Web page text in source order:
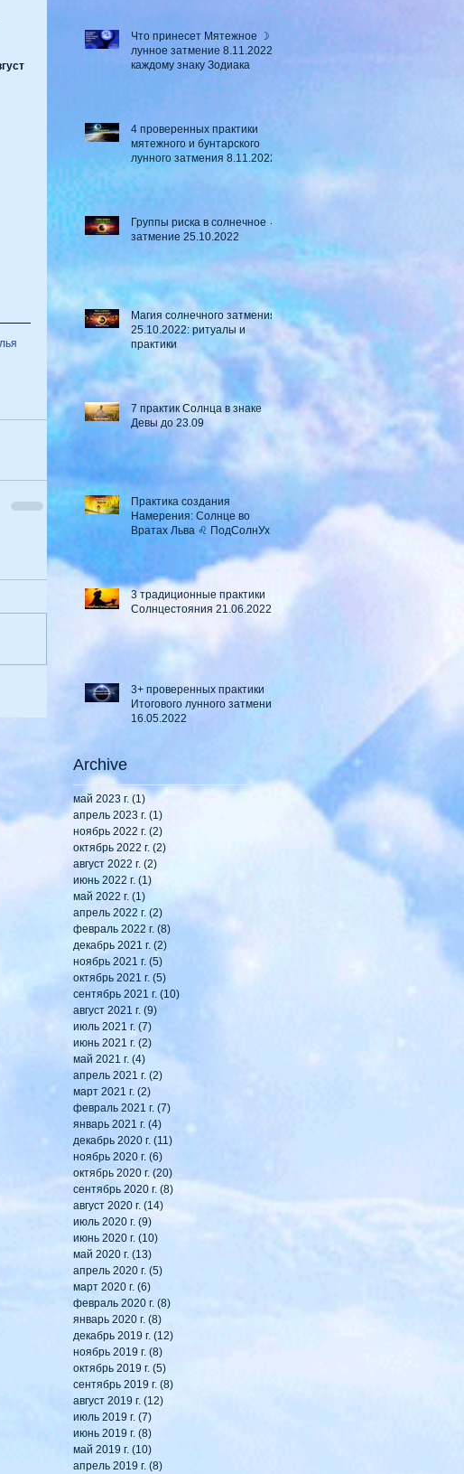
Что принесет Мятежное ☽
лунное затмение 8.11.2022
каждому знаку Зодиака
4 проверенных практики
мятежного и бунтарского
лунного затмения 8.11.2022
Группы риска в солнечное ☼
затмение​ 25.10.2022
Магия солнечного затмения
25.10.2022: ритуалы и
практики
7 практик Солнца в знаке
Девы до 23.09
Практика создания
Намерения: Солнце во
Вратах Льва ♌ ПодСолнУх
3 традиционные практики
Солнцестояния 21.06.2022
3+ проверенных практики
Итогового лунного затмения
16.05.2022
Archive
май 2023 г. (1)1 пост
апрель 2023 г. (1)
ноябрь 2022 г. (2)
октябрь 2022 г. (2)
август 2022 г. (2)
июнь 2022 г. (1)
май 2022 г. (1)
апрель 2022 г. (2)
февраль 2022 г. (8)
декабрь 2021 г. (2)
ноябрь 2021 г. (5)
октябрь 2021 г. (5)
сентябрь 2021 г. (10)
август 2021 г. (9)
июль 2021 г. (7)
июнь 2021 г. (2)
май 2021 г. (4)
апрель 2021 г. (2)
март 2021 г. (2)
февраль 2021 г. (7)
январь 2021 г. (4)
декабрь 2020 г. (11)
ноябрь 2020 г. (6)
октябрь 2020 г. (20)
сентябрь 2020 г. (8)
август 2020 г. (14)
июль 2020 г. (9)
июнь 2020 г. (10)
май 2020 г. (13)
апрель 2020 г. (5)
март 2020 г. (6)
февраль 2020 г. (8)
январь 2020 г. (8)
декабрь 2019 г. (12)
ноябрь 2019 г. (8)
октябрь 2019 г. (5)
сентябрь 2019 г. (8)
август 2019 г. (12)
июль 2019 г. (7)
июнь 2019 г. (8)
май 2019 г. (10)
апрель 2019 г. (8)